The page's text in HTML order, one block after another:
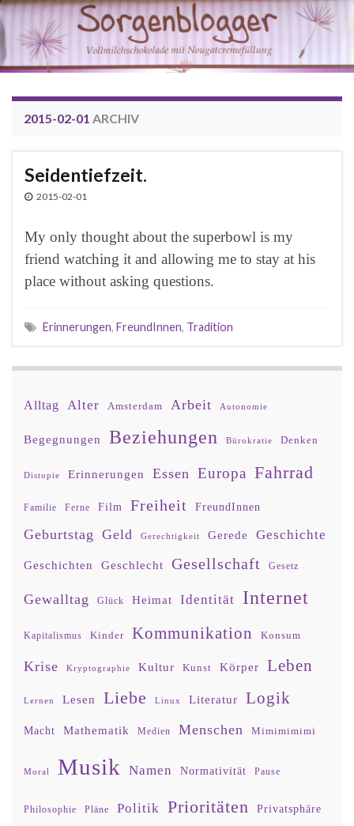
2015-02-01 ARCHIV
Seidentiefzeit.
2015-02-01
My only thought about the superbowl is my
friend watching it and allowing me to stay at his
place without asking questions.
Erinnerungen, FreundInnen, Tradition
Alltag Alter Amsterdam Arbeit Autonomie
Begegnungen Beziehungen Bürokratie Denken
Distopie Erinnerungen Essen Europa Fahrrad
Familie Ferne Film Freiheit FreundInnen
Geburtstag Geld Gerechtigkeit Gerede Geschichte
Geschichten Geschlecht Gesellschaft Gesetz
Gewalltag Glück Heimat Identität Internet
Kapitalismus Kinder Kommunikation Konsum
Krise Kryptographie Kultur Kunst Körper Leben
Lernen Lesen Liebe Linux Literatur Logik
Macht Mathematik Medien Menschen Mimimimimi
Moral Musik Namen Normativität Pause
Philosophie Pläne Politik Prioritäten Privatsphäre